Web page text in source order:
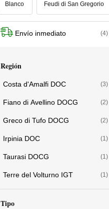
Blanco Feudi di San Gregorio
Envío inmediato (4)
Región
Costa d'Amalfi DOC (3)
Fiano di Avellino DOCG (2)
Greco di Tufo DOCG (2)
Irpinia DOC (1)
Taurasi DOCG (1)
Terre del Volturno IGT (1)
Tipo